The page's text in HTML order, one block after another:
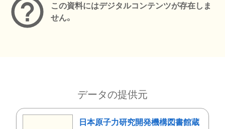
この資料にはデジタルコンテンツが存在しま
せん。
データの提供元
日本原子力研究開発機構図書館蔵